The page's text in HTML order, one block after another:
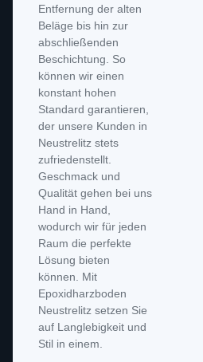
Entfernung der alten
Beläge bis hin zur
abschließenden
Beschichtung. So
können wir einen
konstant hohen
Standard garantieren,
der unsere Kunden in
Neustrelitz stets
zufriedenstellt.
Geschmack und
Qualität gehen bei uns
Hand in Hand,
wodurch wir für jeden
Raum die perfekte
Lösung bieten
können. Mit
Epoxidharzboden
Neustrelitz setzen Sie
auf Langlebigkeit und
Stil in einem.